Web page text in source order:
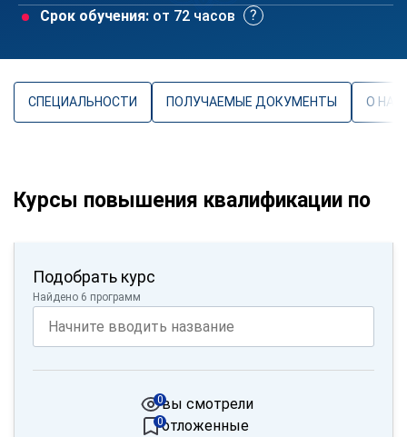
Срок обучения: от 72 часов
СПЕЦИАЛЬНОСТИ ПОЛУЧАЕМЫЕ ДОКУМЕНТЫ О
Курсы повышения квалификации по
Подобрать курс
Найдено 6 программ
вы смотрели
0
отложенные
0